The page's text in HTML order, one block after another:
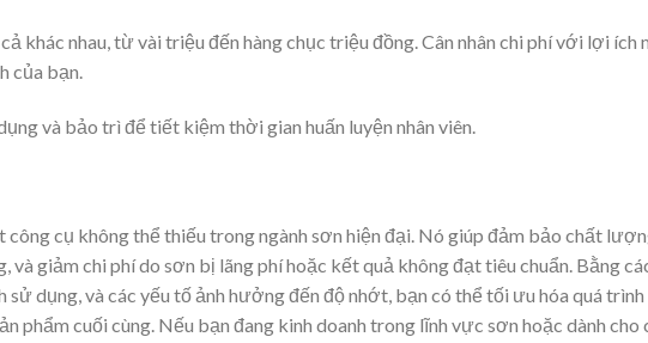
khác nhau, từ vài triệu đến hàng chục triệu đồng. Cân nhân chi phí với lợi ích
của bạn.
và bảo trì để tiết kiệm thời gian huấn luyện nhân viên.
công cụ không thể thiếu trong ngành sơn hiện đại. Nó giúp đảm bảo chất
và giảm chi phí do sơn bị lãng phí hoặc kết quả không đạt tiêu chuẩn. Bằng
sử dụng, và các yếu tố ảnh hưởng đến độ nhớt, bạn có thể tối ưu hóa quá
phẩm cuối cùng. Nếu bạn đang kinh doanh trong lĩnh vực sơn hoặc dành cho